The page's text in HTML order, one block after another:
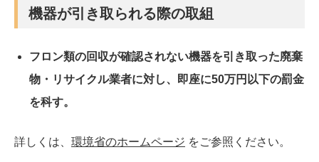
機器が引き取られる際の取組
フロン類の回収が確認されない機器を引き取った廃棄
物・リサイクル業者に対し、即座に50万円以下の罰金
を科す。
詳しくは、 環境省のホームページ をご参照ください。